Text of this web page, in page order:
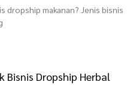
dropship makanan? Jenis bisnis
Bisnis Dropship Herbal